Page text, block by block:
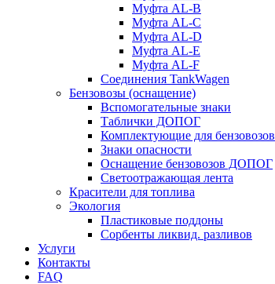
Муфта AL-B
Муфта AL-C
Муфта AL-D
Муфта AL-E
Муфта AL-F
Соединения TankWagen
Бензовозы (оснащение)
Вспомогательные знаки
Таблички ДОПОГ
Комплектующие для бензовозов
Знаки опасности
Оснащение бензовозов ДОПОГ
Светоотражающая лента
Красители для топлива
Экология
Пластиковые поддоны
Сорбенты ликвид. разливов
Услуги
Контакты
FAQ